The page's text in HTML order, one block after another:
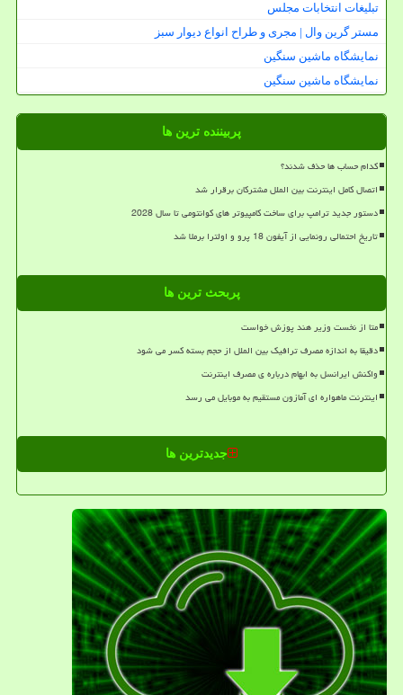
تبلیغات انتخابات مجلس
مستر گرین وال | مجری و طراح انواع دیوار سبز
نمایشگاه ماشین سنگین
نمایشگاه ماشین سنگین
پربیننده ترین ها
کدام حساب ها حذف شدند؟
اتصال کامل اینترنت بین الملل مشترکان برقرار شد
دستور جدید ترامپ برای ساخت کامپیوتر های کوانتومی تا سال 2028
تاریخ احتمالی رونمایی از آیفون 18 پرو و اولترا برملا شد
پربحث ترین ها
متا از نخست وزیر هند پوزش خواست
دقیقا به اندازه مصرف ترافیک بین الملل از حجم بسته کسر می شود
واکنش ایرانسل به ابهام درباره ی مصرف اینترنت
اینترنت ماهواره ای آمازون مستقیم به موبایل می رسد
جدیدترین ها